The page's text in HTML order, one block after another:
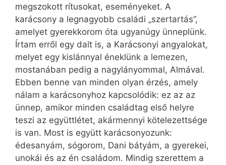
megszokott rítusokat, eseményeket. A
karácsony a legnagyobb családi „szertartás”,
amelyet gyerekkorom óta ugyanúgy ünneplünk.
Írtam erről egy dalt is, a Karácsonyi angyalokat,
melyet egy kislánnyal éneklünk a lemezen,
mostanában pedig a nagylányommal, Almával.
Ebben benne van minden olyan érzés, amely
nálam a karácsonyhoz kapcsolódik: ez az az
ünnep, amikor minden családtag első helyre
teszi az együttlétet, akármennyi kötelezettsége
is van. Most is együtt karácsonyozunk:
édesanyám, sógorom, Dani bátyám, a gyerekei,
unokái és az én családom. Mindig szerettem a